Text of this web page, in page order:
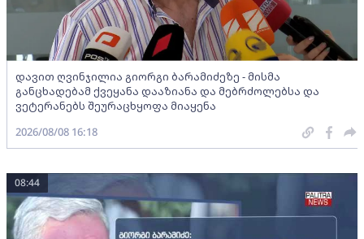
დავით ღვინჯილია გიორგი ბარამიძეზე - მისმა
განცხადებამ ქვეყანა დააზიანა და მებრძოლებსა და
ვეტერანებს შეურაცხყოფა მიაყენა
2026/08/08 16:18
08:44